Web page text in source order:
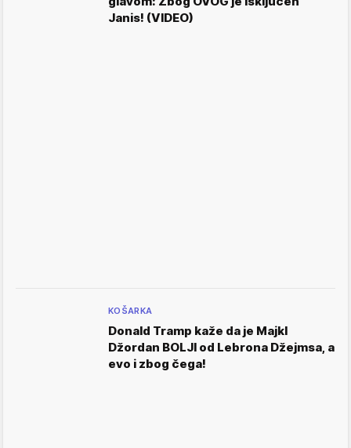
Janis! (VIDEO)
KOŠARKA
Donald Tramp kaže da je Majkl
Džordan BOLJI od Lebrona Džejmsa, a
evo i zbog čega!